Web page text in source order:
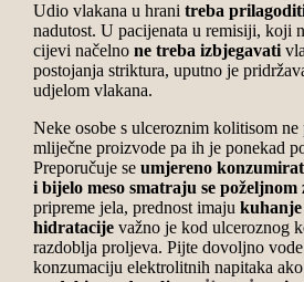
Udio vlakana u hrani treba
nadutost. U pacijenata u remisiji, koji
cijevi načelno ne treba izbjegavati
postojanja striktura, uputno je
udjelom vlakana.
Neke osobe s ulceroznim kolitisom
mliječne proizvode pa ih je ponekad
Preporučuje se umjereno
i bijelo meso smatraju se poželjnom
pripreme jela, prednost imaju
hidratacijevažno je kod ulceroznog
razdoblja proljeva. Pijte dovoljno
konzumaciju elektrolitnih napitaka